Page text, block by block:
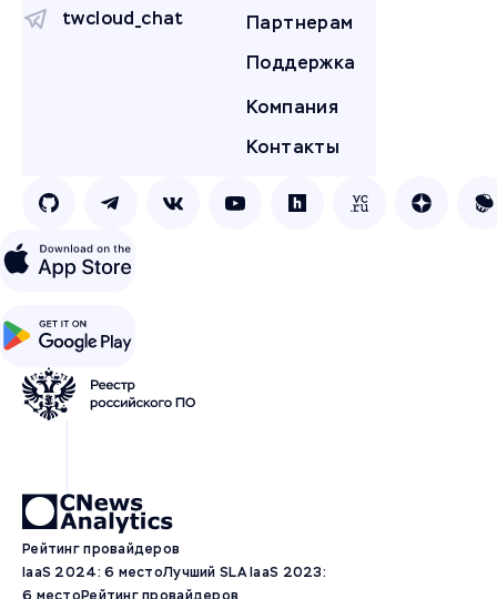
twcloud_chat
Партнерам
Поддержка
Компания
Контакты
Рейтинг провайдеров
IaaS 2024: 6 местоЛучший SLA IaaS 2023: